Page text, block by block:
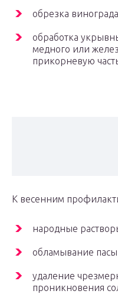
обрезка
обработка
медного или
прикорневую
К весенним
народные
обламывание
удаление
проникновения